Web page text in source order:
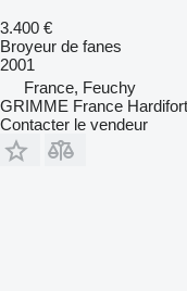
3.400 €
Broyeur de fanes
2001
France, Feuchy
GRIMME France Hardifort
Contacter le vendeur